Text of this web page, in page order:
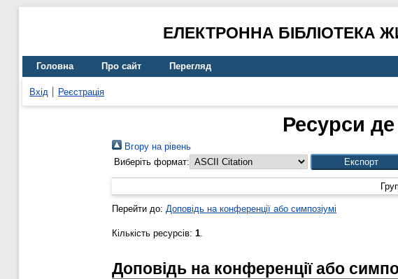
ЕЛЕКТРОННА БІБЛІОТЕКА
Головна Про сайт Перегляд
Вхід Реєстрація
Ресурси
Вгору на рівень
Виберіть формат:
Перейти до: Доповідь на конференції або симпозіумі
Кількість ресурсів: 1.
Доповідь на конференції або